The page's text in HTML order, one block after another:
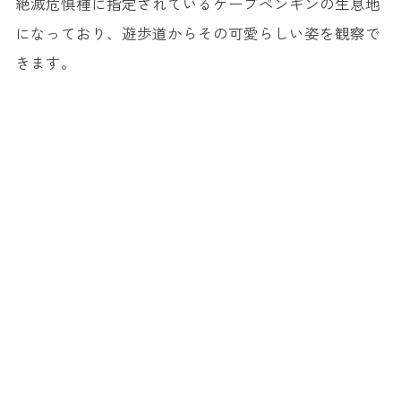
になっており、遊歩道からその可愛らしい姿を観察で
きます。